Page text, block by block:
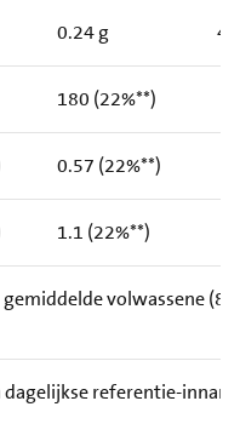
0.24 g
180 (22%**)
0.57 (22%**)
1.1 (22%**)
volwassene
dagelijkse referentie-